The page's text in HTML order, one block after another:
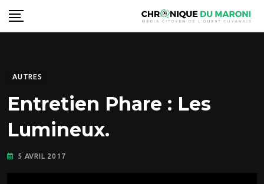
Skip
to
AUTRES
Entretien Phare : Les
Lumineux.
5 AVRIL 2017